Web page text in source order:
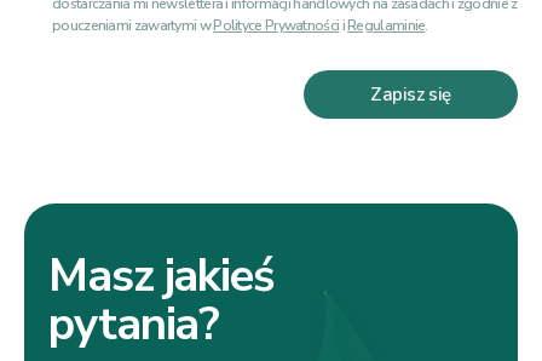
pouczeniami zawartymi wPolityce PrywatnościiRegulaminie.
Zapisz się
Masz jakieś
pytania?